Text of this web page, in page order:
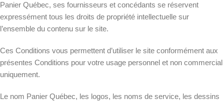
Panier Québec, ses fournisseurs et concédants se réservent
expressément tous les droits de propriété intellectuelle sur
l’ensemble du contenu sur le site.
Ces Conditions vous permettent d’utiliser le site conformément aux
présentes Conditions pour votre usage personnel et non commercial
uniquement.
Le nom Panier Québec, les logos, les noms de service, les dessins